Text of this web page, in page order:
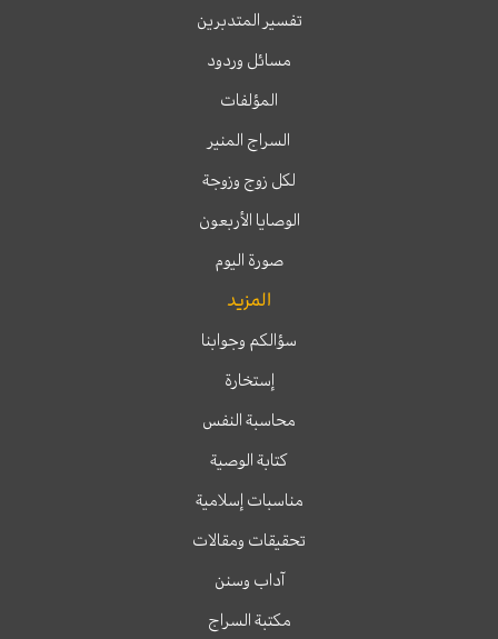
تفسير المتدبرين
مسائل وردود
المؤلفات
السراج المنير
لكل زوج وزوجة
الوصايا الأربعون
صورة اليوم
المزيد
سؤالكم وجوابنا
إستخارة
محاسبة النفس
كتابة الوصية
مناسبات إسلامية
تحقيقات ومقالات
آداب وسنن
مكتبة السراج